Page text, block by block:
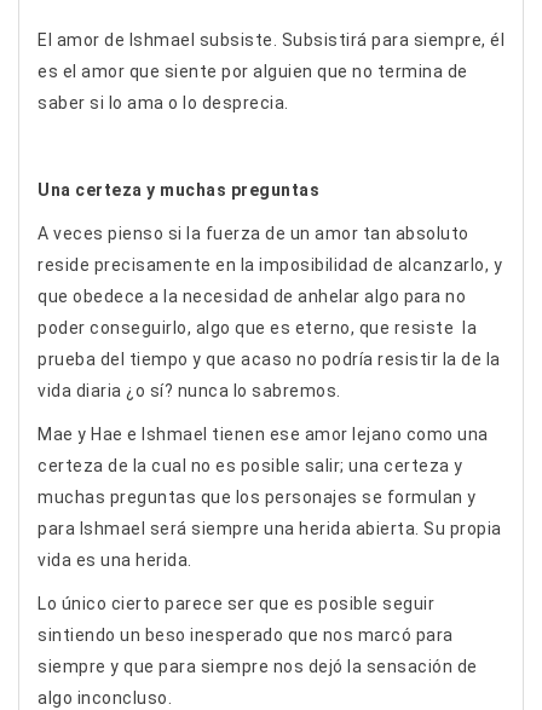
El amor de Ishmael subsiste. Subsistirá para siempre, él
es el amor que siente por alguien que no termina de
saber si lo ama o lo desprecia.
Una certeza y muchas preguntas
A veces pienso si la fuerza de un amor tan absoluto
reside precisamente en la imposibilidad de alcanzarlo, y
que obedece a la necesidad de anhelar algo para no
poder conseguirlo, algo que es eterno, que resiste la
prueba del tiempo y que acaso no podría resistir la de la
vida diaria ¿o sí? nunca lo sabremos.
Mae y Hae e Ishmael tienen ese amor lejano como una
certeza de la cual no es posible salir; una certeza y
muchas preguntas que los personajes se formulan y
para Ishmael será siempre una herida abierta. Su propia
vida es una herida.
Lo único cierto parece ser que es posible seguir
sintiendo un beso inesperado que nos marcó para
siempre y que para siempre nos dejó la sensación de
algo inconcluso.